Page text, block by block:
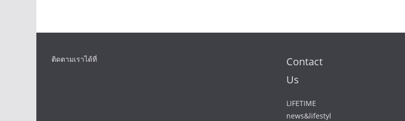
ติดตามเราได้ที่
Contact
Us
LIFETIME
news&lifestyl